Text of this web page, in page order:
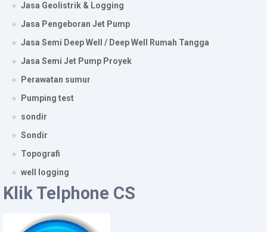
Jasa Geolistrik & Logging
Jasa Pengeboran Jet Pump
Jasa Semi Deep Well / Deep Well Rumah Tangga
Jasa Semi Jet Pump Proyek
Perawatan sumur
Pumping test
sondir
Sondir
Topografi
well logging
Klik Telphone CS